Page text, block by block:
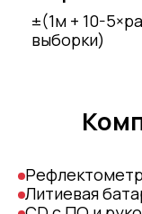
±(1м + 10-
выборки)
Литиевая